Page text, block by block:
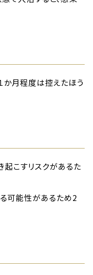
か月程度は控えたほう
起こすリスクがあるた
る可能性があるため2